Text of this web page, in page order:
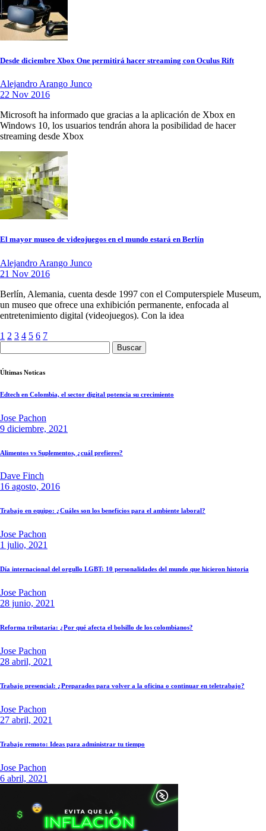
Desde diciembre Xbox One permitirá hacer streaming con Oculus Rift
Alejandro Arango Junco
22 Nov 2016
Microsoft ha informado que gracias a la aplicación de Xbox en
Windows 10, los usuarios tendrán ahora la posibilidad de hacer
streaming desde Xbox
El mayor museo de videojuegos en el mundo estará en Berlín
Alejandro Arango Junco
21 Nov 2016
Berlín, Alemania, cuenta desde 1997 con el Computerspiele Museum,
un museo que ofrece una exhibición permanente, enfocada al
entretenimiento digital (videojuegos). Con la idea
1 2 3 4 5 6 7
Últimas Noticas
Edtech en Colombia, el sector digital potencia su crecimiento
Jose Pachon
9 diciembre, 2021
Alimentos vs Suplementos, ¿cuál prefieres?
Dave Finch
16 agosto, 2016
Trabajo en equipo: ¿Cuáles son los beneficios para el ambiente laboral?
Jose Pachon
1 julio, 2021
Día internacional del orgullo LGBT: 10 personalidades del mundo que hicieron historia
Jose Pachon
28 junio, 2021
Reforma tributaria: ¿Por qué afecta el bolsillo de los colombianos?
Jose Pachon
28 abril, 2021
Trabajo presencial: ¿Preparados para volver a la oficina o continuar en teletrabajo?
Jose Pachon
27 abril, 2021
Trabajo remoto: Ideas para administrar tu tiempo
Jose Pachon
6 abril, 2021